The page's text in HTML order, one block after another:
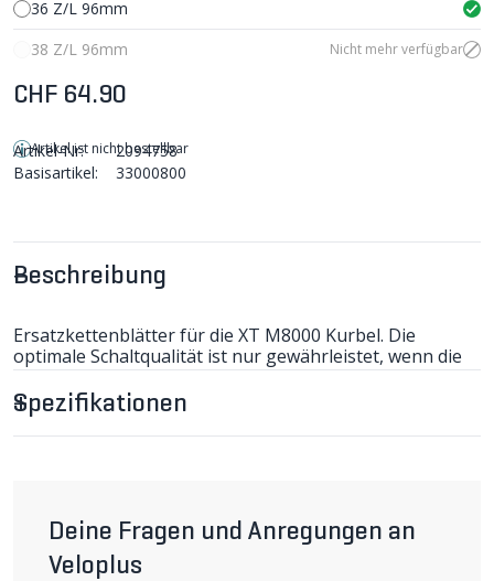
Beschreibung
Ersatzkettenblätter für die XT M8000 Kurbel. Die
optimale Schaltqualität ist nur gewährleistet, wenn die
Kettenblätter in der vom Hersteller empfohlenen
Abstufung montiert werden.
Kleines Kettenblatt aus leichtem Alu, grosses mit
verschleissarmen Stahlzähnen und einem innerem Teil
Spezifikationen
Deine Fragen und Anregungen an
Veloplus
36 Z/L 96mm
38 Z/L 96mm
Nicht mehr verfügbar
CHF 64.90
Artikel ist nicht bestellbar
Artikel-Nr:
2094758
Basisartikel:
33000800